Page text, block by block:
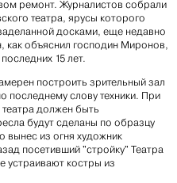
ремонт. Журналистов собрали
театра, ярусы которого
досками, еще недавно
как объяснил господин Миронов,
15 лет.
построить зрительный зал
последнему слову техники. При
должен быть
будут сделаны по образцу
вынес из огня художник
посетивший "стройку" Театра
устраивают костры из